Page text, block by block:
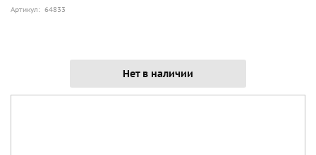
Артикул: 64833
Нет в наличии